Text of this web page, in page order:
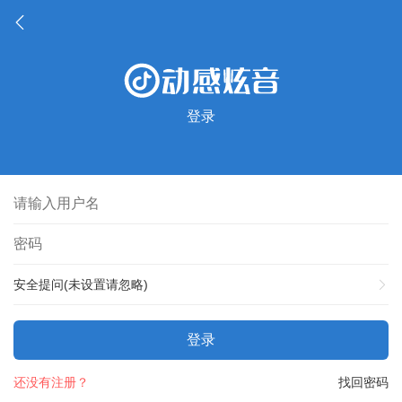
登录
安全提问(未设置请忽略)
登录
找回密码
还没有注册？